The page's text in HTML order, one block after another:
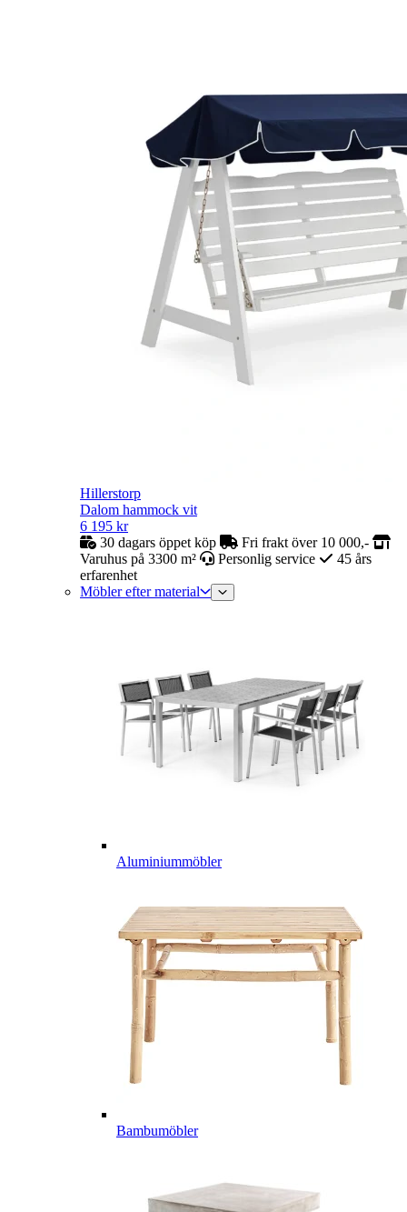
Hillerstorp
Dalom hammock vit
6 195 kr
30 dagars öppet köp
Fri frakt över 10 000,-
Varuhus på 3300 m²
Personlig service
45 års
erfarenhet
Möbler efter material
Aluminiummöbler
Bambumöbler